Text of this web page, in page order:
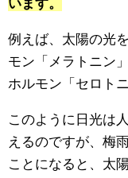
います。
例えば、太陽の光
モン「メラトニン
ホルモン「セロト
このように日光は
えるのですが、梅
ことになると、太